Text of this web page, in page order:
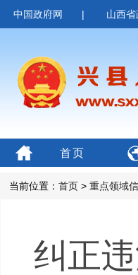
中国政府网 | 山西
首页
当前位置： 首页 > 重点领域
纠正